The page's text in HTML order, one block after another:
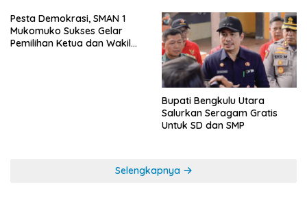
Pesta Demokrasi, SMAN 1
Mukomuko Sukses Gelar
Pemilihan Ketua dan Wakil
Bupati Bengkulu Utara
Salurkan Seragam Gratis
Untuk SD dan SMP
Selengkapnya